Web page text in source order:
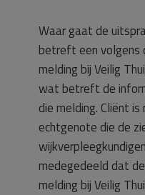
Waar gaat de
betreft een volgens
melding bij Veilig
wat betreft de
die melding. Cliënt
echtgenote die de
medegedeeld dat
melding bij Veilig